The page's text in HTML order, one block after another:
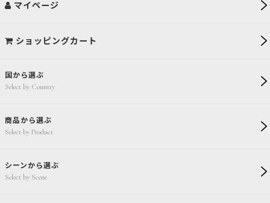
国から選ぶ
Select by Country
商品から選ぶ
Select by Product
シーンから選ぶ
Select by Scene
マイページ
ショッピングカート